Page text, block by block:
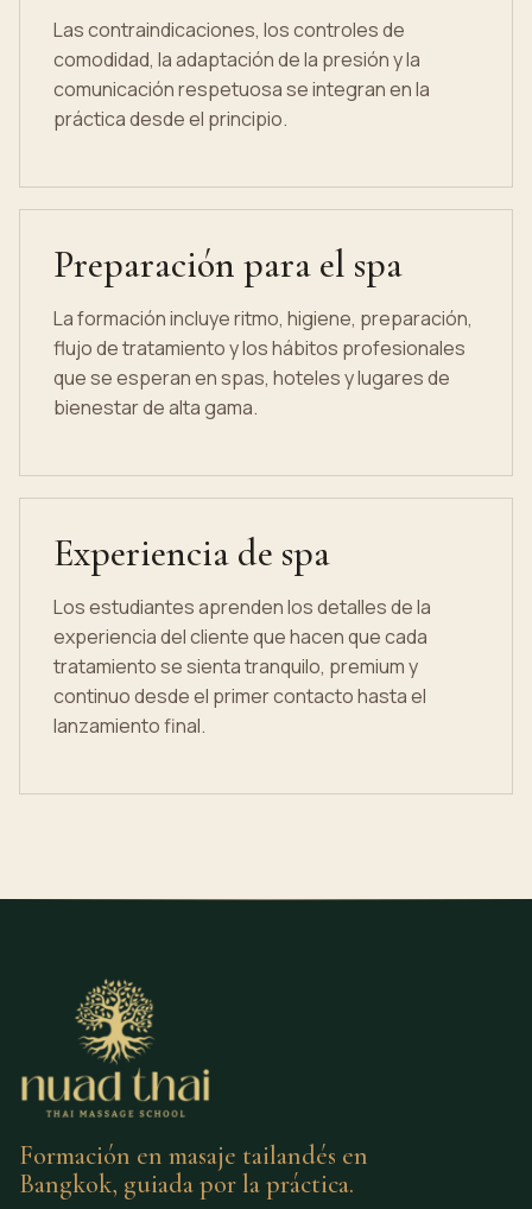
Las contraindicaciones, los controles de
comodidad, la adaptación de la presión y la
comunicación respetuosa se integran en la
práctica desde el principio.
Preparación para el spa
La formación incluye ritmo, higiene, preparación,
flujo de tratamiento y los hábitos profesionales
que se esperan en spas, hoteles y lugares de
bienestar de alta gama.
Experiencia de spa
Los estudiantes aprenden los detalles de la
experiencia del cliente que hacen que cada
tratamiento se sienta tranquilo, premium y
continuo desde el primer contacto hasta el
lanzamiento final.
Formación en masaje tailandés en
Bangkok, guiada por la práctica.